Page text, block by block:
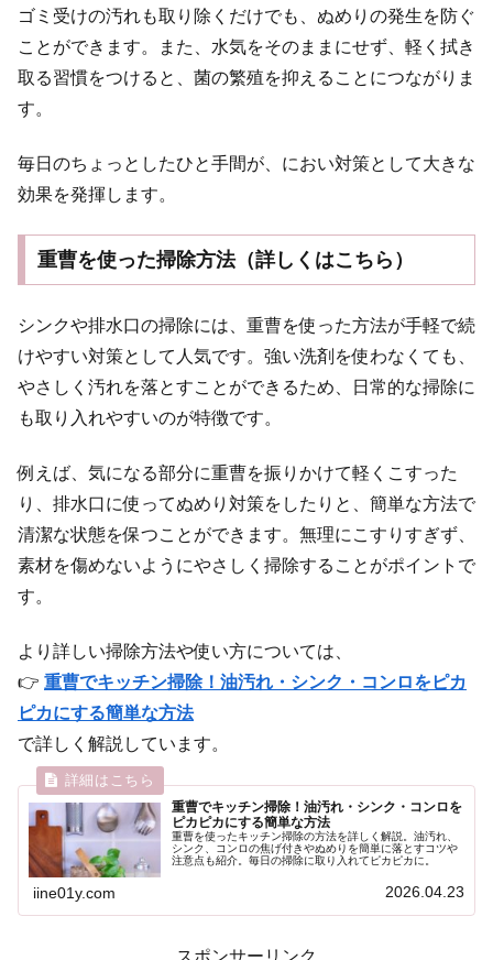
ゴミ受けの汚れも取り除くだけでも、ぬめりの発生を防ぐ
ことができます。また、水気をそのままにせず、軽く拭き
取る習慣をつけると、菌の繁殖を抑えることにつながりま
す。
毎日のちょっとしたひと手間が、におい対策として大きな
効果を発揮します。
重曹を使った掃除方法（詳しくはこちら）
シンクや排水口の掃除には、重曹を使った方法が手軽で続
けやすい対策として人気です。強い洗剤を使わなくても、
やさしく汚れを落とすことができるため、日常的な掃除に
も取り入れやすいのが特徴です。
例えば、気になる部分に重曹を振りかけて軽くこすった
り、排水口に使ってぬめり対策をしたりと、簡単な方法で
清潔な状態を保つことができます。無理にこすりすぎず、
素材を傷めないようにやさしく掃除することがポイントで
す。
より詳しい掃除方法や使い方については、
👉 重曹でキッチン掃除！油汚れ・シンク・コンロをピカ
ピカにする簡単な方法
で詳しく解説しています。
重曹でキッチン掃除！油汚れ・シンク・コンロを
ピカピカにする簡単な方法
重曹を使ったキッチン掃除の方法を詳しく解説。油汚れ、
シンク、コンロの焦げ付きやぬめりを簡単に落とすコツや
注意点も紹介。毎日の掃除に取り入れてピカピカに。
iine01y.com 2026.04.23
スポンサーリンク